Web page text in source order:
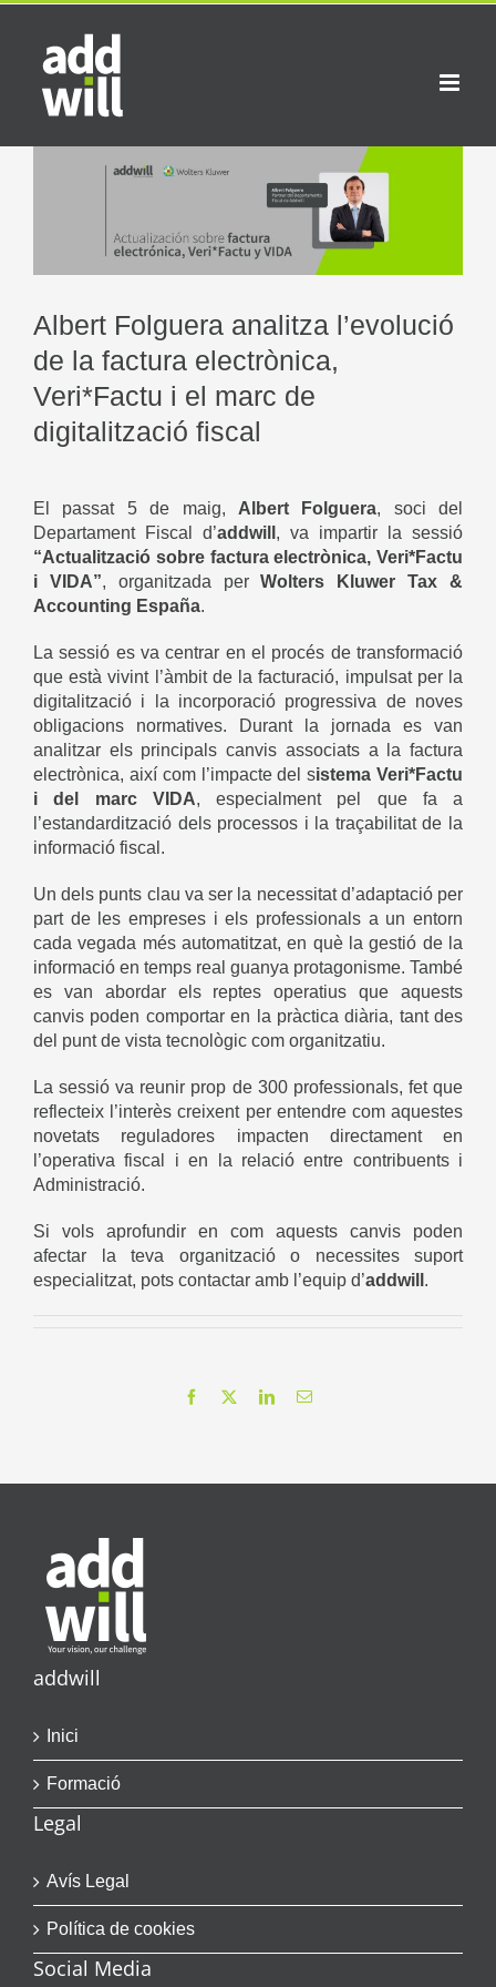
Skip
content
Albert Folguera analitza l’evolució
de la factura electrònica,
Veri*Factu i el marc de
digitalització fiscal
El passat 5 de maig, Albert Folguera, soci del
Departament Fiscal d’addwill , va impartir la sessió
“Actualització sobre factura electrònica, Veri*Factu
i VIDA”, organitzada perWolters Kluwer Tax &
Accounting España.
La sessió es va centrar en el procés de transformació
que està vivint l’àmbit de la facturació, impulsat per la
digitalització i la incorporació progressiva de noves
obligacions normatives. Durant la jornada es van
analitzar els principals canvis associats a la factura
electrònica, així com l’impacte del sistema Veri*Factu
i del marc VIDA, especialment pel que fa a
l’estandardització dels processos i la traçabilitat de la
informació fiscal.
Un dels punts clau va ser la necessitat d’adaptació per
part de les empreses i els professionals a un entorn
cada vegada més automatitzat, en què la gestió de la
informació en temps real guanya protagonisme. També
es van abordar els reptes operatius que aquests
canvis poden comportar en la pràctica diària, tant des
del punt de vista tecnològic com organitzatiu.
La sessió va reunir prop de 300 professionals, fet que
reflecteix l’interès creixent per entendre com aquestes
novetats reguladores impacten directament en
l’operativa fiscal i en la relació entre contribuents i
Administració.
Si vols aprofundir en com aquests canvis poden
afectar la teva organització o necessites suport
especialitzat, pots contactar amb l’equip d’addwill .
Facebook LinkedInEmail
addwill
Inici
Formació
Legal
Avís Legal
Política de cookies
Social Media